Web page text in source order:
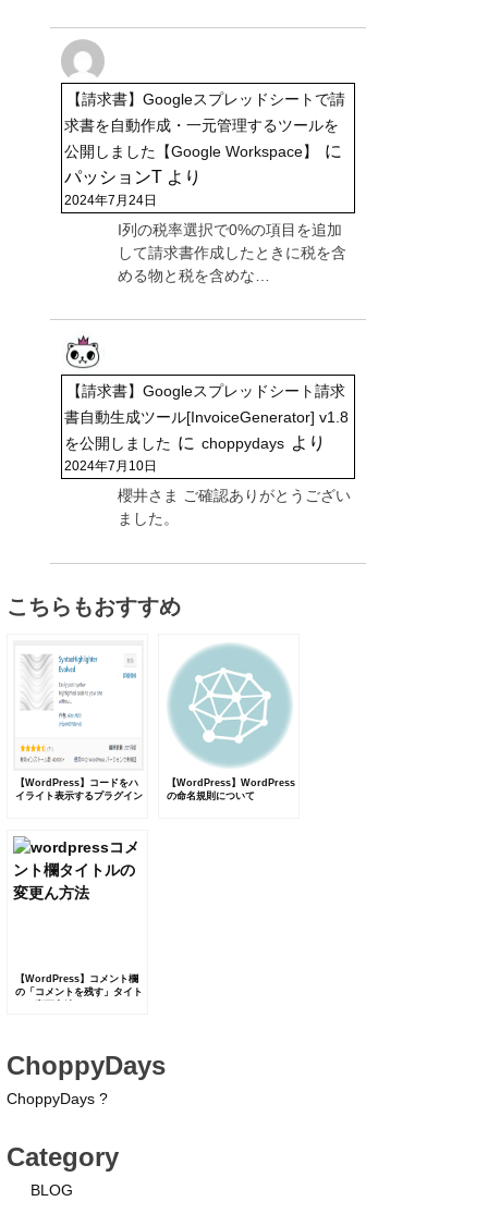
【請求書】Googleスプレッドシートで請
求書を自動作成・一元管理するツールを
公開しました【Google Workspace】
に
パッションT より
2024年7月24日
I列の税率選択で0%の項目を追加
して請求書作成したときに税を含
める物と税を含めな…
【請求書】Googleスプレッドシート請求
書自動生成ツール[InvoiceGenerator] v1.8
を公開しました に choppydays より
2024年7月10日
櫻井さま ご確認ありがとうござい
ました。
こちらもおすすめ
【WordPress】コードをハ
イライト表示するプラグイン
【WordPress】WordPress
の命名規則について
【WordPress】コメント欄
の「コメントを残す」タイト
ChoppyDays
ChoppyDays ?
Category
BLOG